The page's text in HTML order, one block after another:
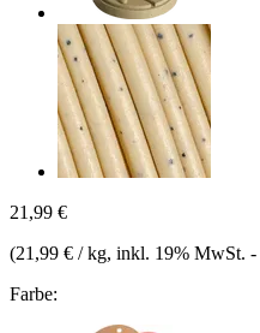
21,99 €
(21,99 € / kg, inkl. 19% MwSt. -
Farbe: